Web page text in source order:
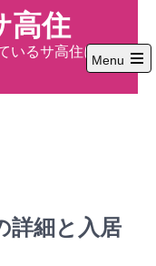
高住
るサ高住につい
Menu
Open
詳細と入居